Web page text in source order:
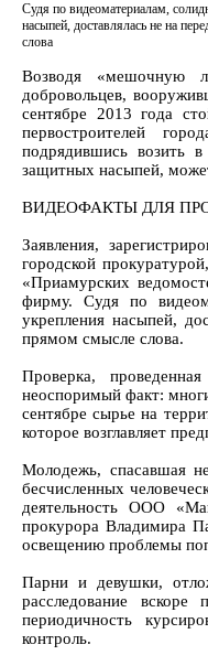
Судя по видеоматериалам,
насыпей, доставлялась не на
слова
Возводя «мешочную
добровольцев,
сентябре 2013 года
первостроителей
подрядившись возить
защитных насыпей,
ВИДЕОФАКТЫ ДЛЯ
Заявления,
городской
«Приамурских
фирму. Судя по
укрепления насыпей,
прямом смысле слова.
Проверка,
неоспоримый факт:
сентябре сырье на
которое возглавляет
Молодежь, спасавшая
бесчисленных
деятельность ООО
прокурора Владимира
освещению проблемы
Парни и девушки,
расследование
периодичность
контроль.